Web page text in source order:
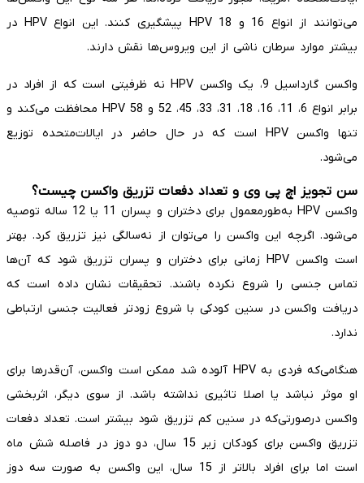
می‌توانند از انواع 16 و 18 HPV پیشگیری کنند. این انواع HPV در
بیشتر موارد سرطان ناشی از این ویروس‌ها نقش دارند.
واکسن گارداسیل 9، یک واکسن HPV نه ظرفیتی است که از افراد در
برابر انواع 6، 11، 16، 18، 31، 33، 45، 52 و 58 HPV محافظت می‌کند و
تنها واکسن HPV است که در حال حاضر در ایالات‌متحده توزیع
می‌شود.
سن تجویز اچ پی وی و تعداد دفعات تزریق واکسن چیست؟
واکسن HPV به‌طورمعمول برای دختران و پسران 11 یا 12 ساله توصیه
می‌شود. اگرچه این واکسن را می‌توان از نه‌سالگی نیز تزریق کرد. بهتر
است واکسن HPV زمانی برای دختران و پسران تزریق شود که آن‌ها
تماس جنسی را شروع نکرده باشند. تحقیقات نشان داده است که
دریافت واکسن در سنین کودکی با شروع زودتر فعالیت جنسی ارتباطی
ندارد.
هنگامی‌که فردی به HPV آلوده شد ممکن است واکسن، آن‌قدرها برای
او موثر نباشد یا اصلا تاثیری نداشته باشد. از سوی دیگر، اثربخشی
واکسن درصورتی‌که در سنین کم تزریق شود بیشتر است. تعداد دفعات
تزریق واکسن برای کودکان زیر 15 سال، دو دوز در فاصله شش ماه
است اما برای افراد بالاتر از 15 سال، این واکسن به صورت سه دوز